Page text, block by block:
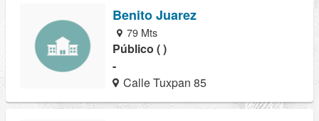
Benito Juarez
79 Mts
Público ( )
-
Calle Tuxpan 85